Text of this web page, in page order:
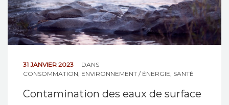
31 JANVIER 2023
DANS
CONSOMMATION ENVIRONNEMENT / ÉNERGIE SANTÉ
Contamination des eaux de surface